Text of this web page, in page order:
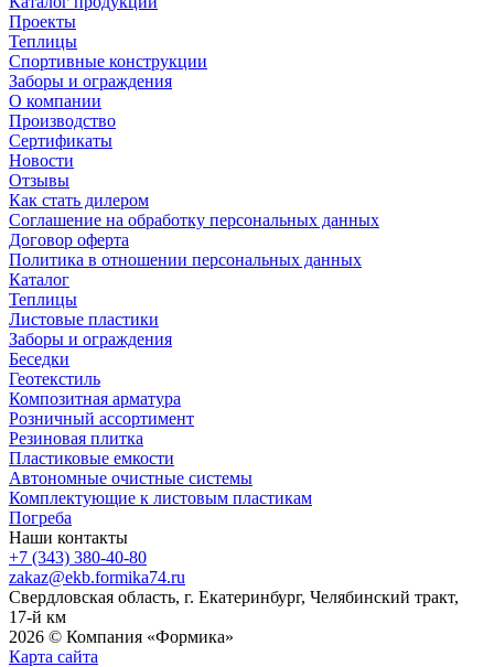
Проекты
Теплицы
Спортивные конструкции
Заборы и ограждения
О компании
Производство
Сертификаты
Новости
Отзывы
Как стать дилером
Соглашение на обработку персональных данных
Договор оферта
Политика в отношении персональных данных
Каталог
Теплицы
Листовые пластики
Заборы и ограждения
Беседки
Геотекстиль
Композитная арматура
Розничный ассортимент
Резиновая плитка
Пластиковые емкости
Автономные очистные системы
Комплектующие к листовым пластикам
Погреба
Наши контакты
+7 (343) 380-40-80
zakaz@ekb.formika74.ru
Свердловская область, г. Екатеринбург, Челябинский тракт,
17-й км
2026 © Компания «Формика»
Карта сайта